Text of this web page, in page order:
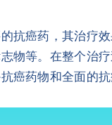
抗癌药，其治疗
物等。在整个治
癌药物和全面的抗